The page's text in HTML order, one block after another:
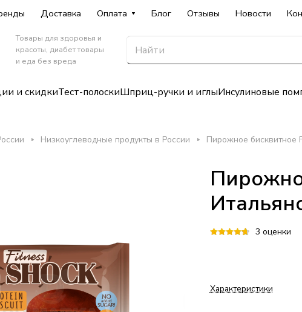
Доставка Оплата Блог Отзывы Новости
Товары для здоровья и
красоты, диабет товары
и еда без вреда
и скидкиТест-полоскиШприц-ручки и иглыИнсулиновые
Низкоуглеводные продукты в России Пирожное бисквитное
3 оценки
Характеристики